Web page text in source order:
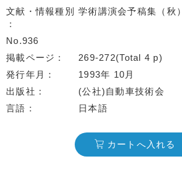
文献・情報種別
学術講演会予稿集（秋）
No.936
掲載ページ
269-272(Total 4 p)
発行年月
1993年 10月
出版社
(公社)自動車技術会
言語
日本語
カートへ入れる